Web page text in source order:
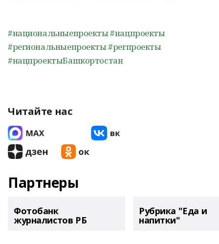
#национальныепроекты#нацпроекты
#региональныепроекты#регпроекты
#нацпроектыБашкортостан
Читайте нас
Партнеры
Фотобанк
журналистов РБ
Рубрика "Еда и
напитки"